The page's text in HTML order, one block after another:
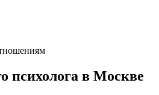
психолога в Москве